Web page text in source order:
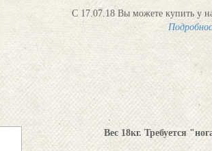
С 17.07.18 Вы можете купить у
Вес 18кг. Требуется